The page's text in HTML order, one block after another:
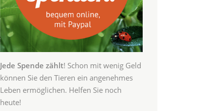
Jede Spende zählt! Schon mit wenig Geld
können Sie den Tieren ein angenehmes
Leben ermöglichen. Helfen Sie noch
heute!